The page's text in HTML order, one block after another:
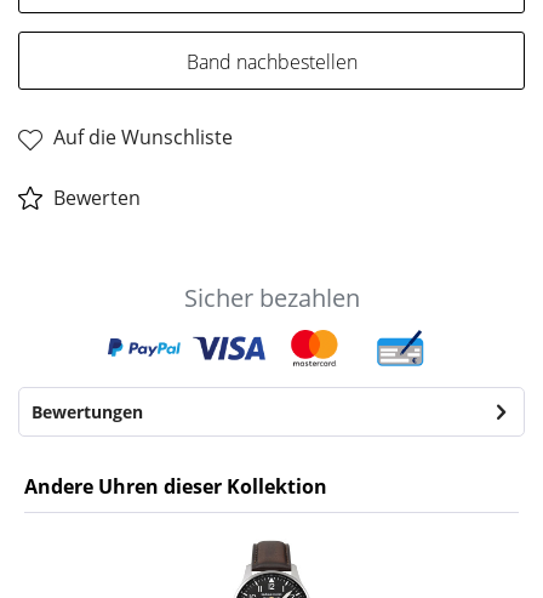
Auf die Wunschliste
Band nachbestellen
Bewerten
Sicher bezahlen
Bewertungen
Andere Uhren dieser Kollektion